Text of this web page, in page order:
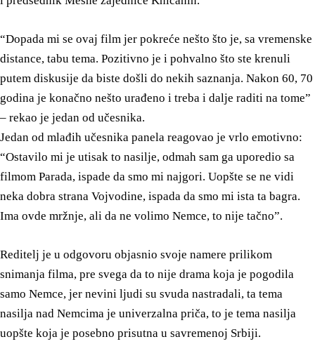
“Dopada mi se ovaj film jer pokreće nešto što je, sa vremenske
distance, tabu tema. Pozitivno je i pohvalno što ste krenuli
putem diskusije da biste došli do nekih saznanja. Nakon 60, 70
godina je konačno nešto urađeno i treba i dalje raditi na tome”
– rekao je jedan od učesnika.
Jedan od mlađih učesnika panela reagovao je vrlo emotivno:
“Ostavilo mi je utisak to nasilje, odmah sam ga uporedio sa
filmom Parada, ispade da smo mi najgori. Uopšte se ne vidi
neka dobra strana Vojvodine, ispada da smo mi ista ta bagra.
Ima ovde mržnje, ali da ne volimo Nemce, to nije tačno”.
Reditelj je u odgovoru objasnio svoje namere prilikom
snimanja filma, pre svega da to nije drama koja je pogodila
samo Nemce, jer nevini ljudi su svuda nastradali, ta tema
nasilja nad Nemcima je univerzalna priča, to je tema nasilja
uopšte koja je posebno prisutna u savremenoj Srbiji.